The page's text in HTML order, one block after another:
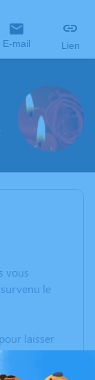
E-mail Lien
vous
le
laisser
une
des